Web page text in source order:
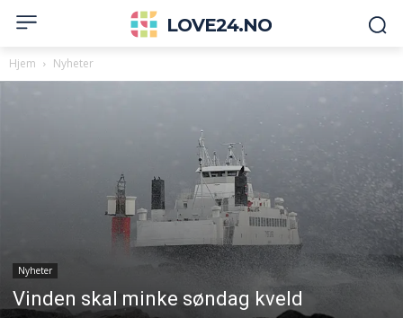
LOVE24.NO
Hjem Nyheter
Nyheter
Vinden skal minke søndag kveld